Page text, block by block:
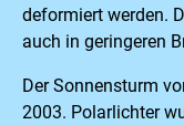
deformiert werden.
auch in geringeren
Der Sonnensturm
2003. Polarlichter